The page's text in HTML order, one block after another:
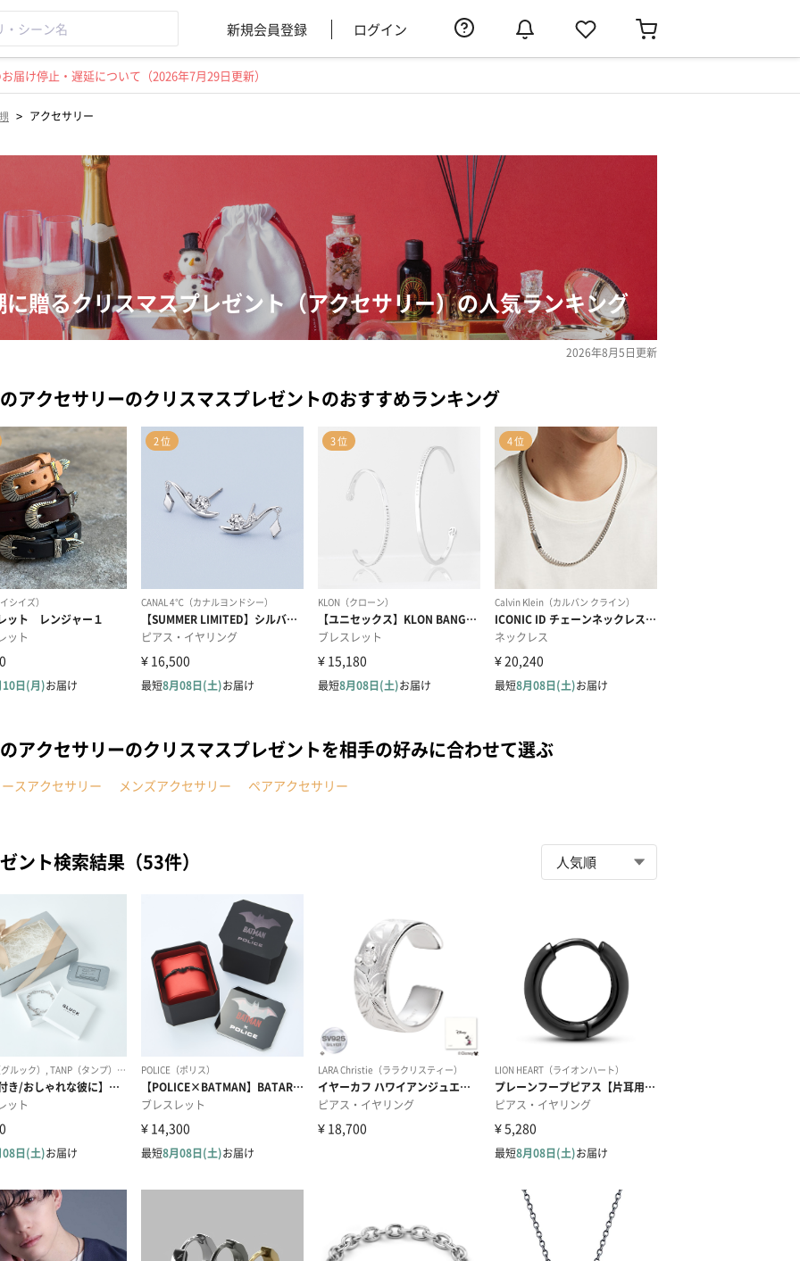
新規会員登録 ログイン
け停止・遅延について（2026年7月29日更新）
> アクセサリー
に贈るクリスマスプレゼント（アクセサリー）の人気ランキング
2026年8月5日更新
アクセサリーのクリスマスプレゼントのおすすめランキング
アクセサリーのクリスマスプレゼントを相手の好みに合わせて選ぶ
スアクセサリー メンズアクセサリー ペアアクセサリー
ント検索結果（53件）